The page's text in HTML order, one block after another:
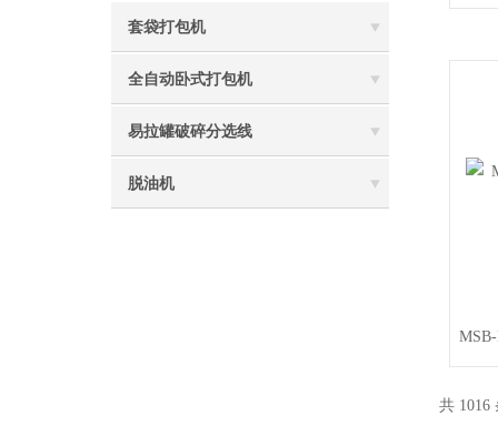
套袋打包机
全自动卧式打包机
易拉罐破碎分选线
脱油机
共 1016